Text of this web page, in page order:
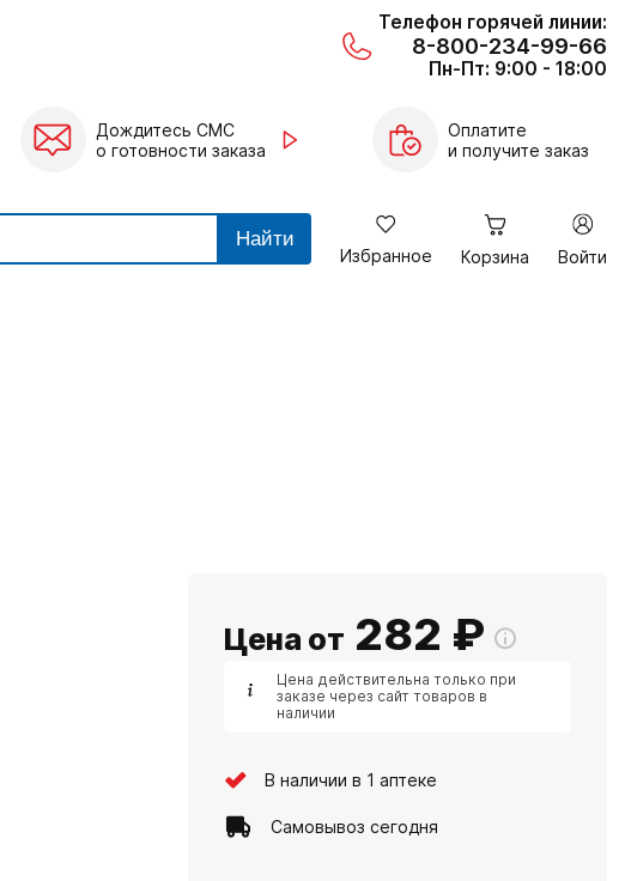
Телефон горячей линии:
8-800-234-99-66
Пн-Пт: 9:00 - 18:00
Дождитесь СМС
о готовности заказа
Оплатите
и получите заказ
Найти
Избранное Корзина Войти
Цена от 282 ₽
Цена действительна только при
заказе через сайт товаров в
наличии
В наличии в 1 аптеке
Самовывоз сегодня